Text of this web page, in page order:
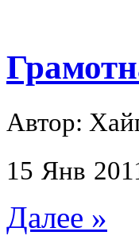
Автор:
15 Янв
Далее »